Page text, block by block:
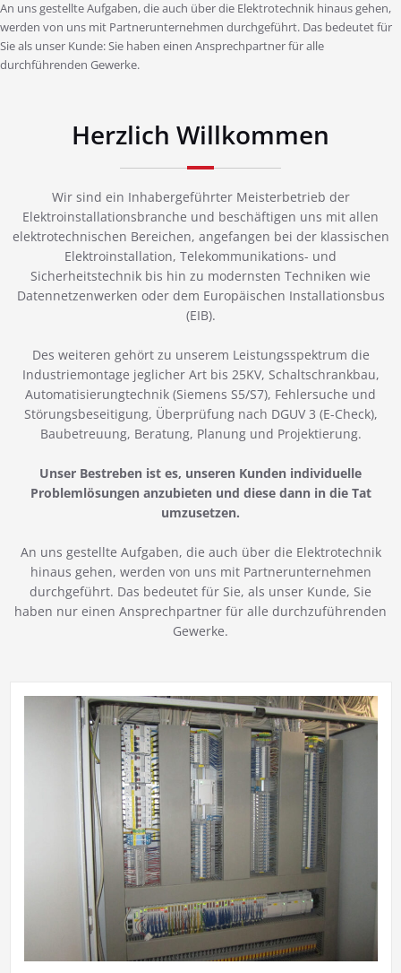
An uns gestellte Aufgaben, die auch über die Elektrotechnik hinaus gehen,
werden von uns mit Partnerunternehmen durchgeführt. Das bedeutet für
Sie als unser Kunde: Sie haben einen Ansprechpartner für alle
durchführenden Gewerke.
Herzlich Willkommen
Wir sind ein Inhabergeführter Meisterbetrieb der
Elektroinstallationsbranche und beschäftigen uns mit allen
elektrotechnischen Bereichen, angefangen bei der klassischen
Elektroinstallation, Telekommunikations- und
Sicherheitstechnik bis hin zu modernsten Techniken wie
Datennetzenwerken oder dem Europäischen Installationsbus
(EIB).
Des weiteren gehört zu unserem Leistungsspektrum die
Industriemontage jeglicher Art bis 25KV, Schaltschrankbau,
Automatisierungtechnik (Siemens S5/S7), Fehlersuche und
Störungsbeseitigung, Überprüfung nach DGUV 3 (E-Check),
Baubetreuung, Beratung, Planung und Projektierung.
Unser Bestreben ist es, unseren Kunden individuelle
Problemlösungen anzubieten und diese dann in die Tat
umzusetzen.
An uns gestellte Aufgaben, die auch über die Elektrotechnik
hinaus gehen, werden von uns mit Partnerunternehmen
durchgeführt. Das bedeutet für Sie, als unser Kunde, Sie
haben nur einen Ansprechpartner für alle durchzuführenden
Gewerke.